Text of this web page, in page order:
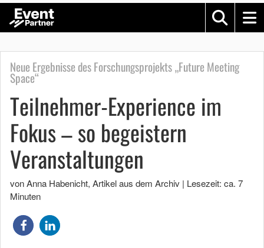
Neue Ergebnisse des Forschungsprojekts „Future Meeting
Space“
Teilnehmer-Experience im
Fokus – so begeistern
Veranstaltungen
von Anna Habenicht, Artikel aus dem Archiv | Lesezeit: ca. 7
Minuten